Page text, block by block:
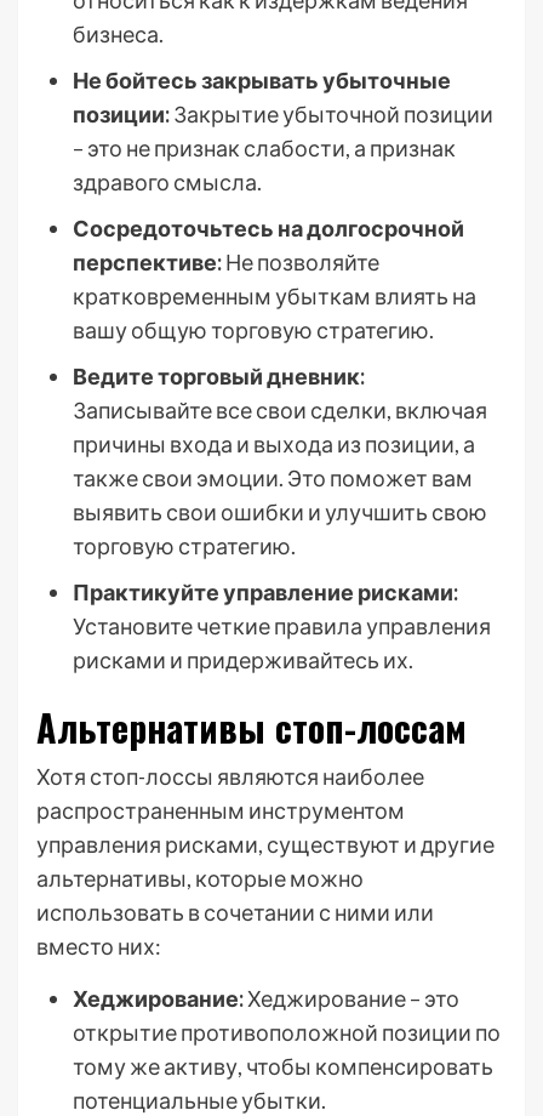
бизнеса.
Не бойтесь закрывать убыточные
позиции:Закрытие убыточной позиции
– это не признак слабости, а признак
здравого смысла.
Сосредоточьтесь на долгосрочной
перспективе:Не позволяйте
кратковременным убыткам влиять на
вашу общую торговую стратегию.
Ведите торговый дневник:
Записывайте все свои сделки, включая
причины входа и выхода из позиции, а
также свои эмоции. Это поможет вам
выявить свои ошибки и улучшить свою
торговую стратегию.
Практикуйте управление рисками:
Установите четкие правила управления
рисками и придерживайтесь их.
Альтернативы стоп-лоссам
Хотя стоп-лоссы являются наиболее
распространенным инструментом
управления рисками, существуют и другие
альтернативы, которые можно
использовать в сочетании с ними или
вместо них:
Хеджирование:Хеджирование – это
открытие противоположной позиции по
тому же активу, чтобы компенсировать
потенциальные убытки.